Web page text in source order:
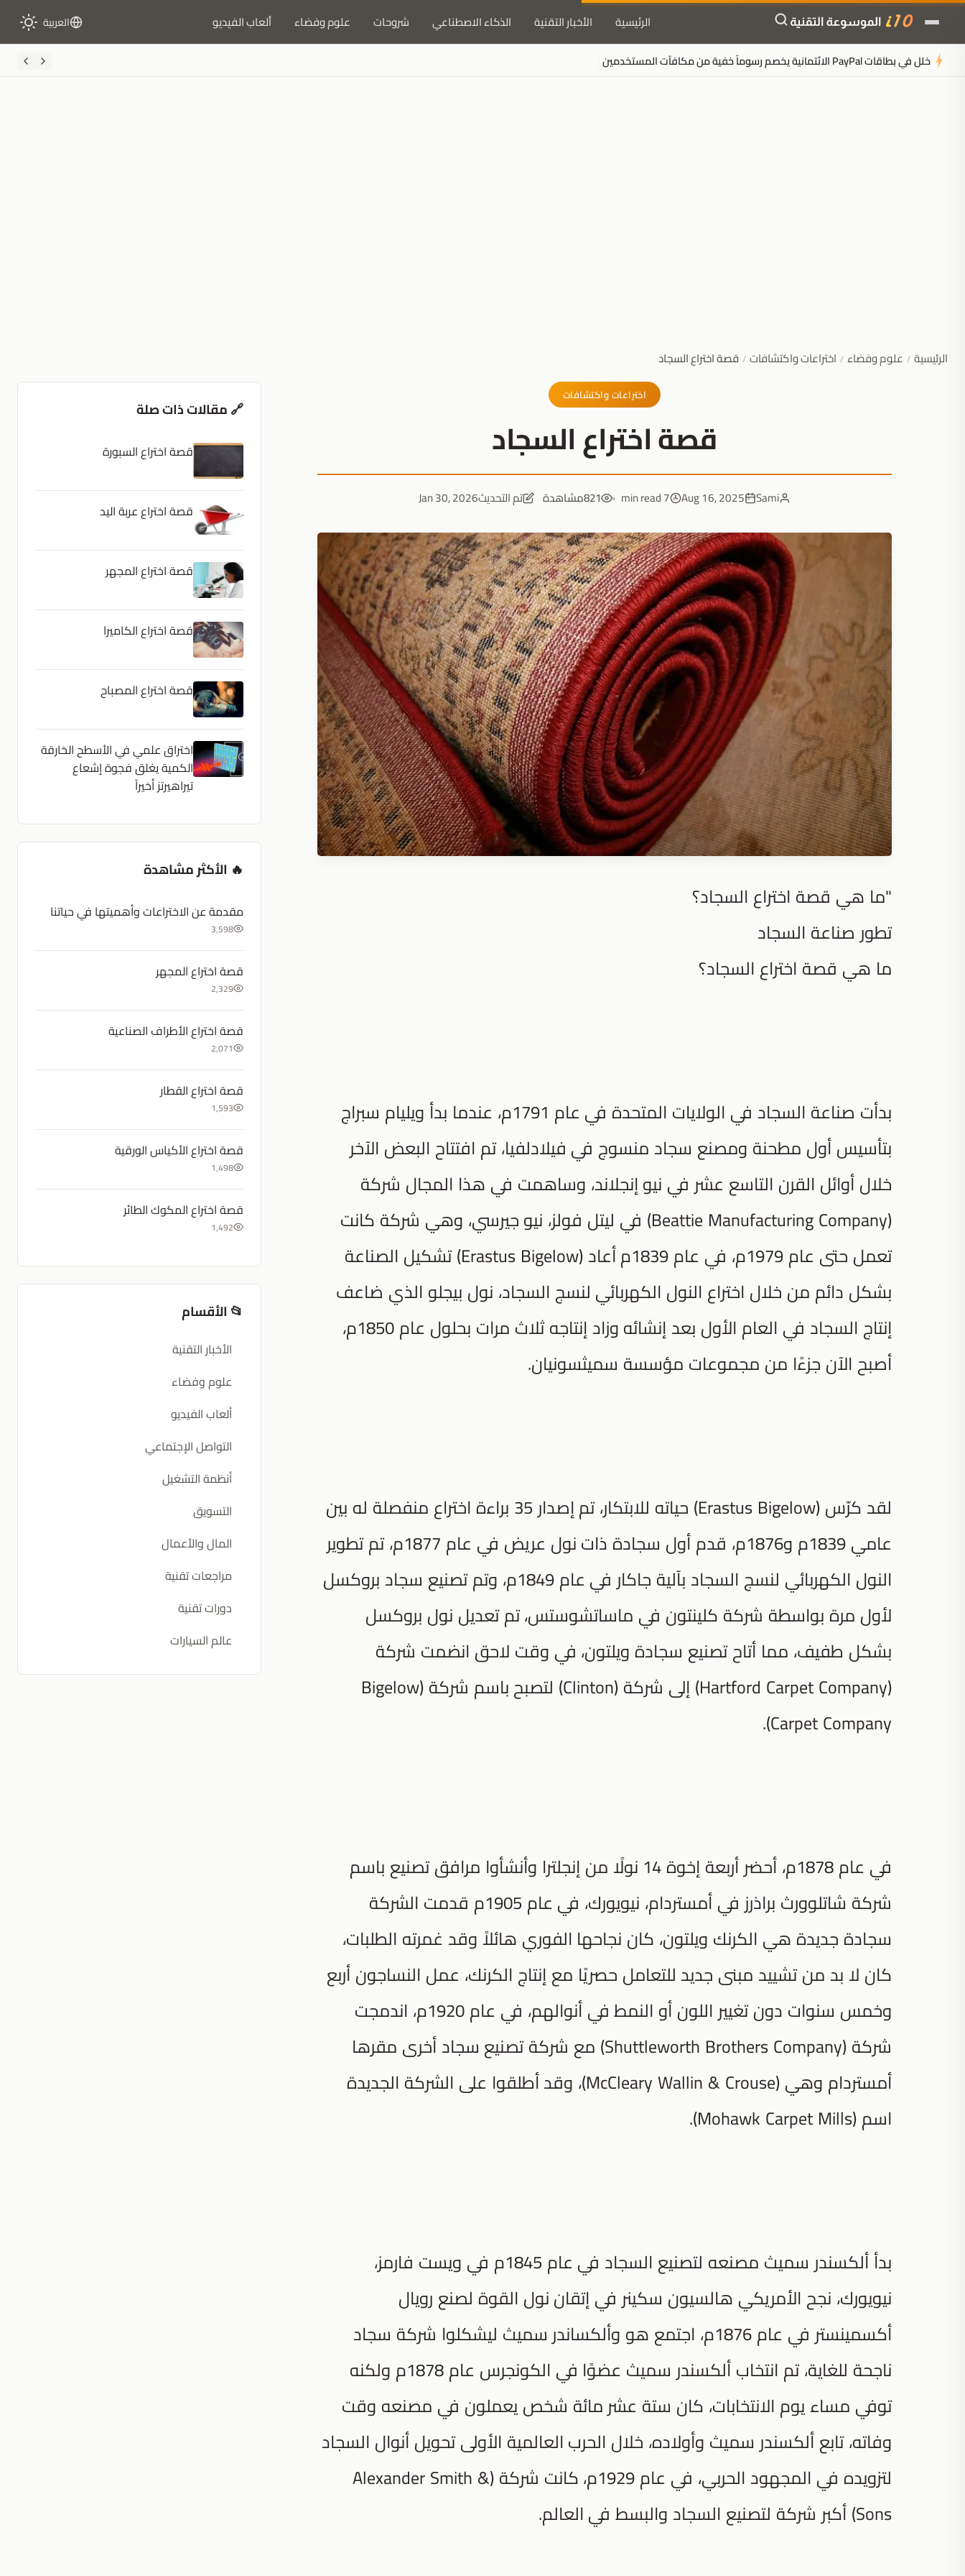
الرئيسية الأخبار التقنية الذكاء الاصطناعي شروحات علوم وفضاء ألعاب الفيديو العربية
ملخَّص المقال
خلل في بطاقات PayPal الائتمانية يخصم رسوماً خفية من مكافآت المستخدمين
الرئيسية / علوم وفضاء / اختراعات واكتشافات / قصة اختراع السجاد
اختراعات واكتشافات
قصة اختراع السجاد
Sami
Aug 16, 2025
7 min read
821مشاهدة تم التحديثJan 30, 2026
"ما هي قصة اختراع السجاد؟
تطور صناعة السجاد
ما هي قصة اختراع السجاد؟
بدأت صناعة السجاد في الولايات المتحدة في عام 1791م، عندما بدأ ويليام سبراج
بتأسيس أول مطحنة ومصنع سجاد منسوج في فيلادلفيا، تم افتتاح البعض الآخر
خلال أوائل القرن التاسع عشر في نيو إنجلاند، وساهمت في هذا المجال شركة
(Beattie Manufacturing Company) في ليتل فولز، نيو جيرسي، وهي شركة كانت
تعمل حتى عام 1979م، في عام 1839م أعاد (Erastus Bigelow) تشكيل الصناعة
بشكل دائم من خلال اختراع النول الكهربائي لنسج السجاد، نول بيجلو الذي ضاعف
إنتاج السجاد في العام الأول بعد إنشائه وزاد إنتاجه ثلاث مرات بحلول عام 1850م،
أصبح الآن جزءًا من مجموعات مؤسسة سميثسونيان.
لقد كرّس (Erastus Bigelow) حياته للابتكار، تم إصدار 35 براءة اختراع منفصلة له بين
عامي 1839م و1876م، قدم أول سجادة ذات نول عريض في عام 1877م، تم تطوير
النول الكهربائي لنسج السجاد بآلية جاكار في عام 1849م، وتم تصنيع سجاد بروكسل
لأول مرة بواسطة شركة كلينتون في ماساتشوستس، تم تعديل نول بروكسل
بشكل طفيف، مما أتاح تصنيع سجادة ويلتون، في وقت لاحق انضمت شركة
(Hartford Carpet Company) إلى شركة (Clinton) لتصبح باسم شركة (Bigelow
Carpet Company).
في عام 1878م، أحضر أربعة إخوة 14 نولًا من إنجلترا وأنشأوا مرافق تصنيع باسم
شركة شاتلوورث براذرز في أمستردام، نيويورك، في عام 1905م قدمت الشركة
سجادة جديدة هي الكرنك ويلتون، كان نجاحها الفوري هائلاً وقد غمرته الطلبات،
كان لا بد من تشييد مبنى جديد للتعامل حصريًا مع إنتاج الكرنك، عمل النساجون أربع
وخمس سنوات دون تغيير اللون أو النمط في أنوالهم، في عام 1920م، اندمجت
شركة (Shuttleworth Brothers Company) مع شركة تصنيع سجاد أخرى مقرها
أمستردام وهي (McCleary Wallin & Crouse)، وقد أطلقوا على الشركة الجديدة
اسم (Mohawk Carpet Mills).
بدأ ألكسندر سميث مصنعه لتصنيع السجاد في عام 1845م في ويست فارمز،
نيويورك، نجح الأمريكي هالسيون سكينر في إتقان نول القوة لصنع رويال
أكسمينستر في عام 1876م، اجتمع هو وألكساندر سميث ليشكلوا شركة سجاد
ناجحة للغاية، تم انتخاب ألكسندر سميث عضوًا في الكونجرس عام 1878م ولكنه
توفي مساء يوم الانتخابات، كان ستة عشر مائة شخص يعملون في مصنعه وقت
وفاته، تابع ألكسندر سميث وأولاده، خلال الحرب العالمية الأولى تحويل أنوال السجاد
لتزويده في المجهود الحربي، في عام 1929م، كانت شركة (Alexander Smith &
Sons) أكبر شركة لتصنيع السجاد والبسط في العالم.
🔗 مقالات ذات صلة
قصة اختراع السبورة
قصة اختراع عربة اليد
قصة اختراع المجهر
قصة اختراع الكاميرا
قصة اختراع المصباح
اختراق علمي في الأسطح الخارقة
الكمية يغلق فجوة إشعاع
تيراهيرتز أخيراً
🔥 الأكثر مشاهدة
مقدمة عن الاختراعات وأهميتها في حياتنا
3,598
قصة اختراع المجهر
2,329
قصة اختراع الأطراف الصناعية
2,071
قصة اختراع القطار
1,593
قصة اختراع الأكياس الورقية
1,498
قصة اختراع المكوك الطائر
1,492
📂 الأقسام
الأخبار التقنية
علوم وفضاء
ألعاب الفيديو
التواصل الإجتماعي
أنظمة التشغيل
التسويق
المال والأعمال
مراجعات تقنية
دورات تقنية
عالم السيارات